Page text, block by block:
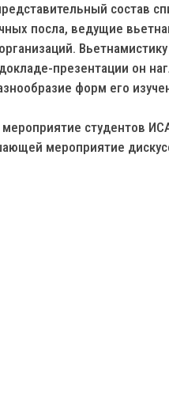
состав
посла, ведущие
презентации он
форм его
студентов
мероприятие